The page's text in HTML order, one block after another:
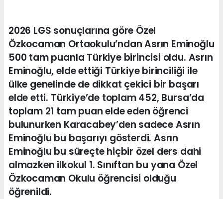
2026 LGS sonuçlarına göre Özel
Özkocaman Ortaokulu’ndan Asrın Eminoğlu
500 tam puanla Türkiye birincisi oldu. Asrın
Eminoğlu, elde ettiği Türkiye birinciliği ile
ülke genelinde de dikkat çekici bir başarı
elde etti. Türkiye’de toplam 452, Bursa’da
toplam 21 tam puan elde eden öğrenci
bulunurken Karacabey’den sadece Asrın
Eminoğlu bu başarıyı gösterdi. Asrın
Eminoğlu bu süreçte hiçbir özel ders dahi
almazken ilkokul 1. Sınıftan bu yana Özel
Özkocaman Okulu öğrencisi olduğu
öğrenildi.